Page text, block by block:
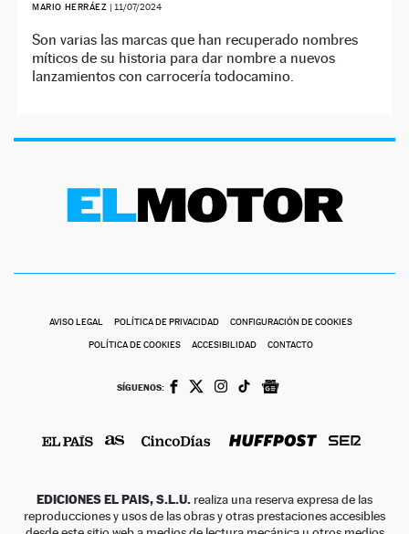
MARIO HERRÁEZ | 11/07/2024
Son varias las marcas que han recuperado nombres
míticos de su historia para dar nombre a nuevos
lanzamientos con carrocería todocamino.
AVISO LEGAL POLÍTICA DE PRIVACIDAD CONFIGURACIÓN DE COOKIES
POLÍTICA DE COOKIES ACCESIBILIDAD CONTACTO
SÍGUENOS:
EDICIONES EL PAIS, S.L.U. realiza una reserva expresa de las
reproducciones y usos de las obras y otras prestaciones accesibles